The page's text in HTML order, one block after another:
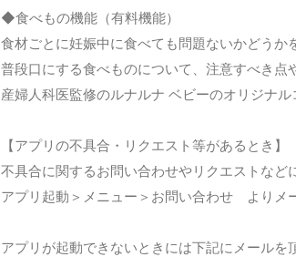
◆食べもの機能（有料機能）
食材ごとに妊娠中に食べても問題ないかどうか
普段口にする食べものについて、注意すべき点
産婦人科医監修のルナルナ ベビーのオリジナル
【アプリの不具合・リクエスト等があるとき】
不具合に関するお問い合わせやリクエストなど
アプリ起動＞メニュー＞お問い合わせ よりメ
アプリが起動できないときには下記にメールを